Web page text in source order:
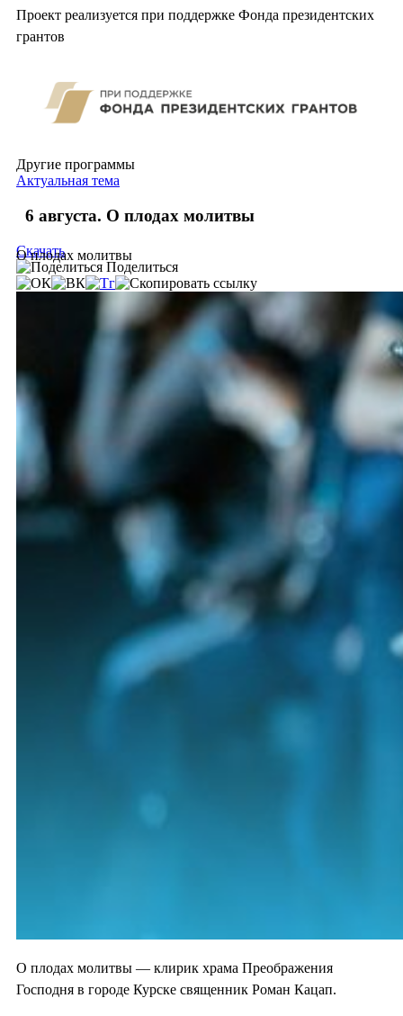
Проект реализуется при поддержке Фонда президентских
грантов
Другие программы
Актуальная тема
6 августа. О плодах молитвы
О плодах молитвы
Скачать
Поделиться
О плодах молитвы — клирик храма Преображения
Господня в городе Курске священник Роман Кацап.